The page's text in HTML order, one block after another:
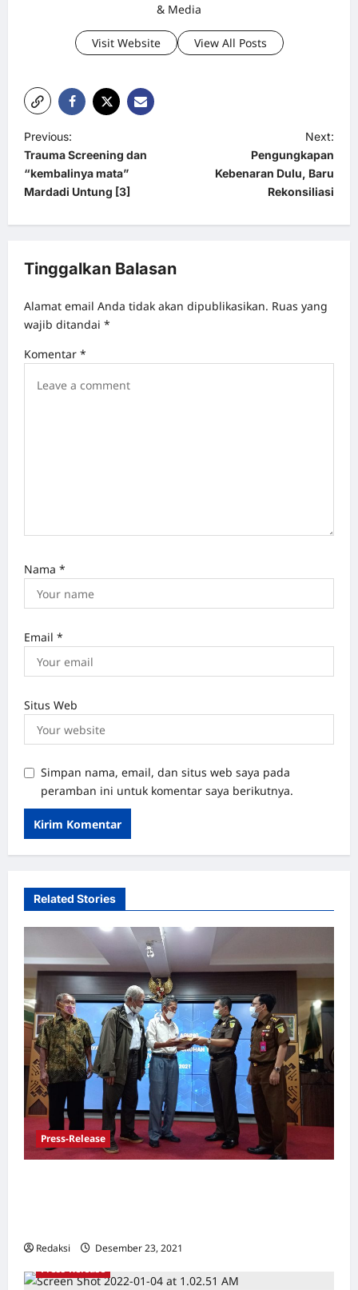
& Media
Visit Website View All Posts
P
o
s
a
i
a
Previous:
Trauma Screening dan
“kembalinya mata”
Mardadi Untung [3]
Next:
Pengungkapan
Kebenaran Dulu, Baru
Rekonsiliasi
Tinggalkan Balasan
Alamat email Anda tidak akan dipublikasikan. Ruas yang
wajib ditandai *
Komentar *
Nama *
Email *
Situs Web
Simpan nama, email, dan situs web saya pada
peramban ini untuk komentar saya berikutnya.
Related Stories
Press-Release
Redaksi Desember 23, 2021
Press-Release